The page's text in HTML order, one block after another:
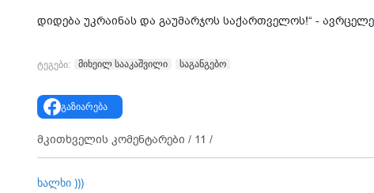
დიდება უკრაინას და გაუმარჯოს საქართველოს!“ -
ტეგები: მიხეილ სააკაშვილი საგანგებო
გაზიარება
მკითხველის კომენტარები / 11 /
ხალხი )))